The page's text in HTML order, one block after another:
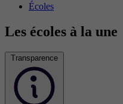
Écoles
Les écoles à la une
Transparence